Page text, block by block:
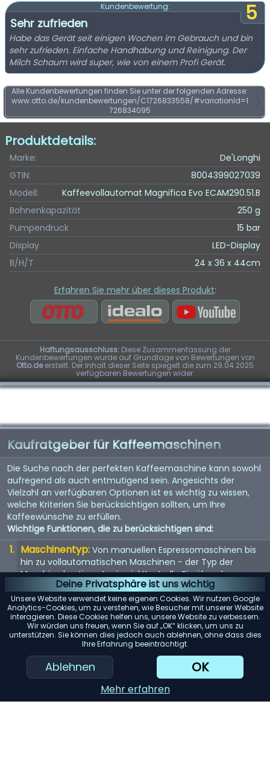
Deine Privatsphäre ist uns wichtig
Unsere Website verwendet keine eigenen Cookies. Wir nutzen Google
Analytics-Cookies, um zu verstehen, wie Besucher mit unserer Website
interagieren. Diese Cookies helfen uns, unsere Website zu verbessern.
Wir würden uns freuen, wenn Sie auf „OK“ klicken, um uns zu
unterstützen. Sie können dies jedoch auch ablehnen, ohne dass dies
Ihre Erfahrung beeinträchtigt.
Ablehnen OK
Mehr erfahren
5
Kundenbewertung:
Sehr zufrieden
Habe das Gerät seit einigen Wochen im Gebrauch und bin
sehr zufrieden. Einfache Handhabung und Reinigung. Der
Milch Schaum wird super, wie von einem Profi Gerät.
Alle Kundenbewertungen finden Sie unter der folgenden Adresse:
www.otto.de/kundenbewertungen/C1726833558/#variationId=1
726834095
Produktdetails:
Marke:
De'Longhi
GTIN:
8004399027039
Modell:
Kaffeevollautomat Magnifica Evo ECAM290.51.B
Bohnenkapazität
250 g
Pumpendruck
15 bar
Display
LED-Display
B/H/T
24 x 36 x 44cm
Erfahren Sie mehr über dieses Produkt:
Haftungsausschluss:Diese Zusammenfassung der
Kundenbewertungen wurde auf Grundlage von Bewertungen von
Otto.deerstellt. Der Inhalt dieser Seite spiegelt die zum 29.04.2025
verfügbaren Bewertungen wider.
Kaufratgeber für Kaffeemaschinen
Die Suche nach der perfekten Kaffeemaschine kann sowohl
aufregend als auch entmutigend sein. Angesichts der
Vielzahl an verfügbaren Optionen ist es wichtig zu wissen,
welche Kriterien Sie berücksichtigen sollten, um Ihre
Kaffeewünsche zu erfüllen.
Wichtige Funktionen, die zu berücksichtigen sind:
Maschinentyp: Von manuellen Espressomaschinen bis
hin zu vollautomatischen Maschinen - der Typ der
Maschine bestimmt, wie viel Kontrolle Sie über den
Brühvorgang haben.
Qualität der Mühle: Eine eingebaute Mühle kann
entscheidend sein. Suchen Sie nach einer Maschine mit
einem hochwertigen Mahlwerk für den frischesten Kaffee.
Wasserspeicher: Berücksichtigen Sie die Kapazität des
Wassertanks. Ein größerer Tank bedeutet selteneres
Nachfüllen, was besonders für Büros oder große Haushalte
Einfache Reinigung: